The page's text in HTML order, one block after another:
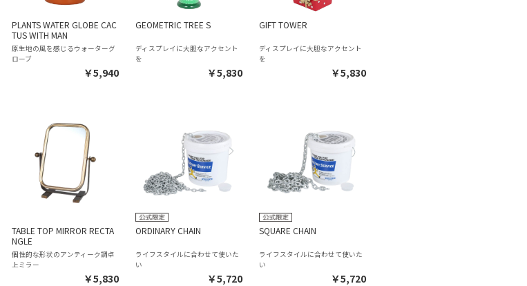
PLANTS WATER GLOBE CAC
TUS WITH MAN
原生地の風を感じるウォーターグ
ローブ
￥5,940
GEOMETRIC TREE S
ディスプレイに大胆なアクセント
を
￥5,830
GIFT TOWER
ディスプレイに大胆なアクセント
を
￥5,830
TABLE TOP MIRROR RECTA
NGLE
個性的な形状のアンティーク調卓
上ミラー
￥5,830
ORDINARY CHAIN
ライフスタイルに合わせて使いた
い
￥5,720
SQUARE CHAIN
ライフスタイルに合わせて使いた
い
￥5,720